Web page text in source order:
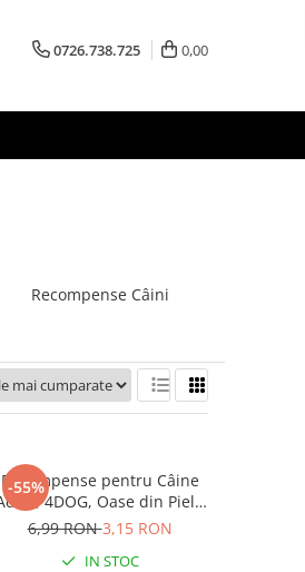
0726.738.725 0,00
Recompense Câini
-55%
Recompense pentru Câine
4DOG, Oase din Piele
Presată, 8.5cm, 3 bucăți
6,99 RON3,15 RON
IN STOC